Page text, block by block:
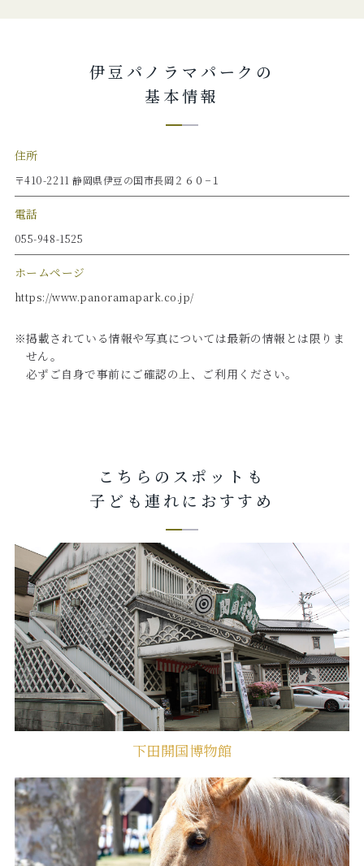
伊豆パノラマパークの
基本情報
住所
〒410-2211 静岡県伊豆の国市長岡２６０−１
電話
055-948-1525
ホームページ
https://www.panoramapark.co.jp/
※掲載されている情報や写真については最新の情報とは限りま
せん。
必ずご自身で事前にご確認の上、ご利用ください。
こちらのスポットも
子ども連れにおすすめ
下田開国博物館